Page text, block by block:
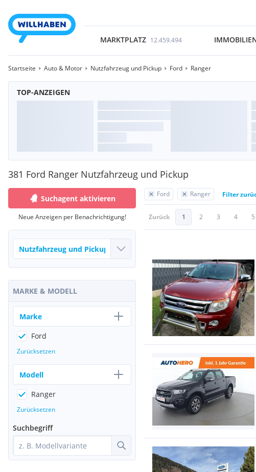
MARKTPLATZ 12.459.494
Startseite Auto & Motor Nutzfahrzeug und Pickup Ford Ranger
TOP-ANZEIGEN
381 Ford Ranger Nutzfahrzeug und Pickup
Ford Ranger Filter
Zurück 1 2 3 4 5
Suchagent aktivieren
Neue Anzeigen per Benachrichtigung!
MARKE & MODELL
Marke
Ford
Zurücksetzen
Modell
Ranger
Zurücksetzen
Suchbegriff